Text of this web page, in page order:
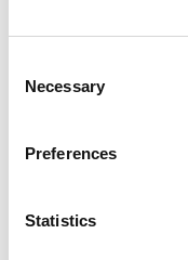
Selection
Necessary
Preferences
Statistics
Ansvarigt